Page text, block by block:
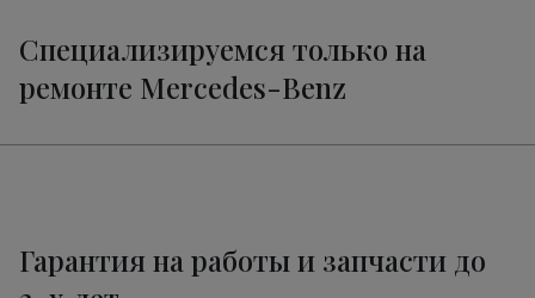
Специализируемся только на
ремонте Mercedes-Benz
Гарантия на работы и запчасти до